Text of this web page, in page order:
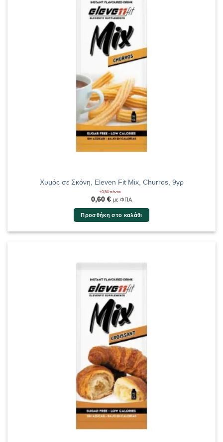
Χυμός σε Σκόνη, Eleven Fit Mix, Churros, 9γρ
+0,54 πόντοι
0,60 € με ΦΠΑ
Προσθήκη στο καλάθι